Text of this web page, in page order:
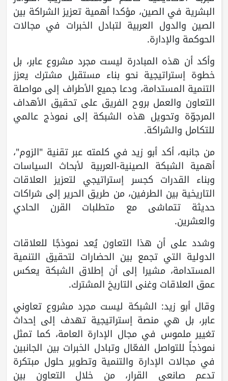
البشرية في الصين، مؤكدا أهمية تعزيز الشراكة بين
الصين والدول العربية لتبادل الخبرات في مجالات
الحوكمة والإدارة.
وأكد أن هذه المبادرة ليست مجرد مشروع عابر، بل
خطوة إستراتيجية نحو بناء مستقبل مشترك يعزز
التنمية المستدامة، ودعا جميع الأطراف إلى مواصلة
التعاون والعمل بروح الفريق على تحقيق الأهداف
المرجوّة وتحويل هذه الشبكة إلى نموذج عالمي
للتكامل والشراكة.
من جانبه، أكد أبو زيد في كلمته عبر تقنية "الزوم"،
أهمية الشبكة الصينية-العربية لأبحاث السياسات
وبناء القدرات كجسر إستراتيجي لتعزيز العلاقات
التاريخية بين الطرفين، من طريق الحرير إلى شراكات
حديثة تتماشى مع متطلبات القرن الحادي
والعشرين.
وشدد على أن هذا التعاون يُعد نموذجًا للعلاقات
الدولية التي تجمع بين الحضارات لتحقيق التنمية
المستدامة، مشيرا إلى أن إطلاق الشبكة يعكس
عمق العلاقات وغنى التاريخ المشترك.
وقال أبو زيد: الشبكة ليست مجرد مشروع تعاوني
عابر، بل هي منصة إستراتيجية تهدف إلى إحداث
تغيير ملموس في مجال الإدارة العامة، كما تمثل
نموذجاً للتواصل الفعّال وتبادل الخبرات بين الجانبين
في مجالات الإدارة والتنمية وتطوير حلول مبتكرة
تدعم صانعي القرار، من خلال التعاون بين